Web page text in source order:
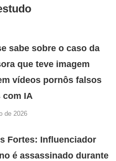
sabe sobre o caso da
que teve imagem
vídeos pornôs falsos
com IA
de 2026
Fortes: Influenciador
é assassinado durante